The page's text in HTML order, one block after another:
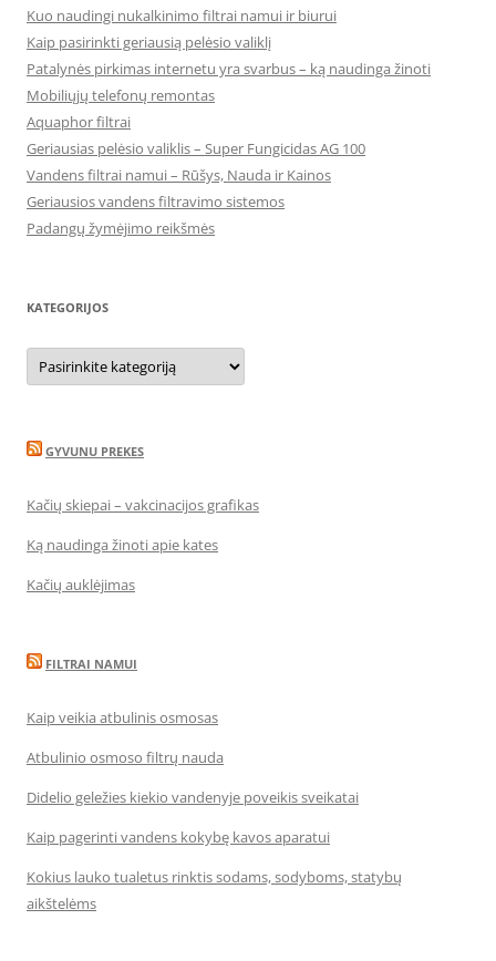
Kuo naudingi nukalkinimo filtrai namui ir biurui
Kaip pasirinkti geriausią pelėsio valiklį
Patalynės pirkimas internetu yra svarbus – ką naudinga žinoti
Mobiliųjų telefonų remontas
Aquaphor filtrai
Geriausias pelėsio valiklis – Super Fungicidas AG 100
Vandens filtrai namui – Rūšys, Nauda ir Kainos
Geriausios vandens filtravimo sistemos
Padangų žymėjimo reikšmės
KATEGORIJOS
Kategorijos
GYVUNU PREKES
Kačių skiepai – vakcinacijos grafikas
Ką naudinga žinoti apie kates
Kačių auklėjimas
FILTRAI NAMUI
Kaip veikia atbulinis osmosas
Atbulinio osmoso filtrų nauda
Didelio geležies kiekio vandenyje poveikis sveikatai
Kaip pagerinti vandens kokybę kavos aparatui
Kokius lauko tualetus rinktis sodams, sodyboms, statybų
aikštelėms